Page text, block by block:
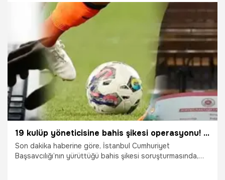
5.08.2026 İzmir
19 kulüp yöneticisine bahis şikesi operasyonu! Maruf Güneş Galatasaray, Tolga Kırgız Beşiktaş, Avni Akdemir Erzurumspor: İşte bahis oynadıkları iddia edilen kulüp yöneticileri
Son dakika haberine göre, İstanbul Cumhuriyet
Başsavcılığı’nın yürüttüğü bahis şikesi soruşturmasında,